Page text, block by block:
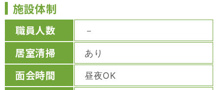
施設体制
職員人数 －
居室清掃 あり
面会時間 昼夜OK